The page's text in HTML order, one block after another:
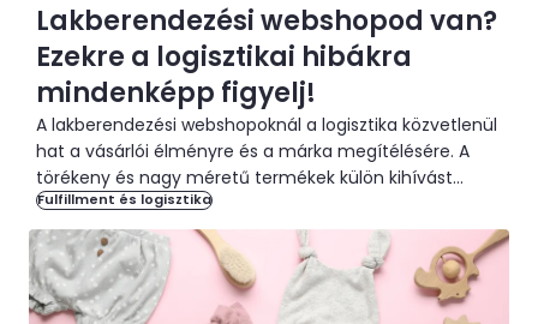
Lakberendezési webshopod van?
Ezekre a logisztikai hibákra
mindenképp figyelj!
A lakberendezési webshopoknál a logisztika közvetlenül
hat a vásárlói élményre és a márka megítélésére. A
törékeny és nagy méretű termékek külön kihívást
jelentenek. Mutatjuk, mire figyelj.
Fulfillment és logisztika